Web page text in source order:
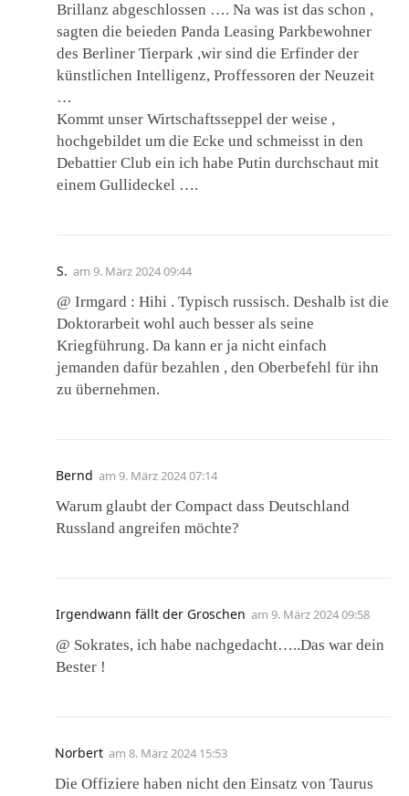
Brillanz abgeschlossen …. Na was ist das schon ,
sagten die beieden Panda Leasing Parkbewohner
des Berliner Tierpark ,wir sind die Erfinder der
künstlichen Intelligenz, Proffessoren der Neuzeit
…
Kommt unser Wirtschaftsseppel der weise ,
hochgebildet um die Ecke und schmeisst in den
Debattier Club ein ich habe Putin durchschaut mit
einem Gullideckel ….
S. am 9. März 2024 09:44
@ Irmgard : Hihi . Typisch russisch. Deshalb ist die
Doktorarbeit wohl auch besser als seine
Kriegführung. Da kann er ja nicht einfach
jemanden dafür bezahlen , den Oberbefehl für ihn
zu übernehmen.
Bernd am 9. März 2024 07:14
Warum glaubt der Compact dass Deutschland
Russland angreifen möchte?
Irgendwann fällt der Groschen am 9. März 2024 09:58
@ Sokrates, ich habe nachgedacht…..Das war dein
Bester !
Norbert am 8. März 2024 15:53
Die Offiziere haben nicht den Einsatz von Taurus